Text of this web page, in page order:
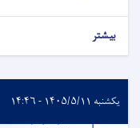
بیشتر
یکشنبه ۱۴۰۵/۵/۱۱ - ۱۴:۴۶